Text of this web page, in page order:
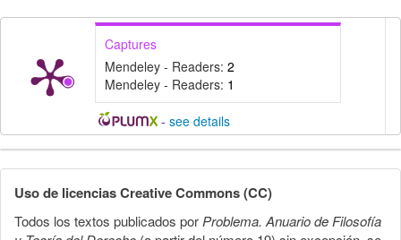
Captures
Mendeley - Readers: 2
Mendeley - Readers: 1
- see details
Detalles
del
artículo
Uso de licencias Creative Commons (CC)
Todos los textos publicados por Problema. Anuario de Filosofía